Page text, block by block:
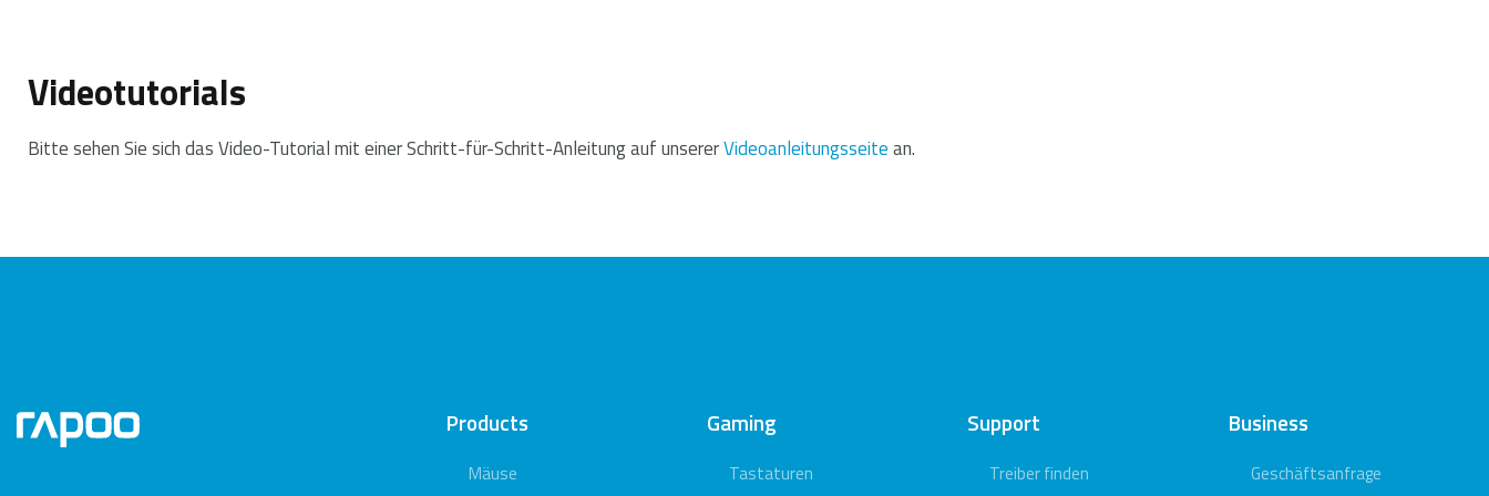
Videotutorials
Bitte sehen Sie sich das Video-Tutorial mit einer Schritt-für-Schritt-Anleitung auf unsererVideoanleitungsseitean.
Products
Mäuse
Gaming
Tastaturen
Support
Treiber finden
Business
Geschäftsanfrage